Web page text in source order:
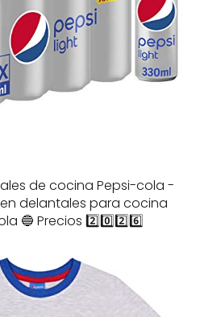
de cocina Pepsi-cola -
delantales para cocina
🔵 Precios 2️⃣0️⃣2️⃣6️⃣